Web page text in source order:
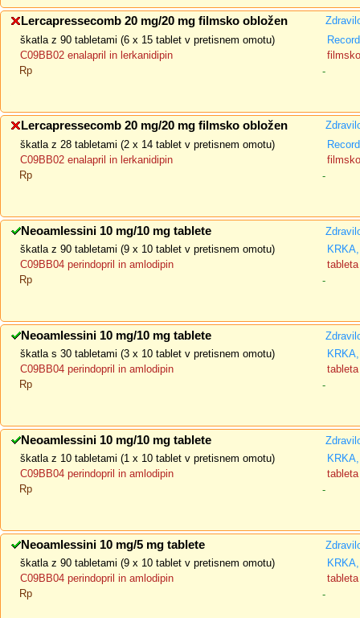
Lercapressecomb 20 mg/20 mg filmsko obložen
škatla z 90 tabletami (6 x 15 tablet v pretisnem omotu)
C09BB02 enalapril in lerkanidipin
Rp
-
Lercapressecomb 20 mg/20 mg filmsko obložen
škatla z 28 tabletami (2 x 14 tablet v pretisnem omotu)
C09BB02 enalapril in lerkanidipin
Rp
-
Neoamlessini 10 mg/10 mg tablete
škatla z 90 tabletami (9 x 10 tablet v pretisnem omotu)
C09BB04 perindopril in amlodipin
tableta
Rp
-
Neoamlessini 10 mg/10 mg tablete
škatla s 30 tabletami (3 x 10 tablet v pretisnem omotu)
C09BB04 perindopril in amlodipin
tableta
Rp
-
Neoamlessini 10 mg/10 mg tablete
škatla z 10 tabletami (1 x 10 tablet v pretisnem omotu)
C09BB04 perindopril in amlodipin
tableta
Rp
-
Neoamlessini 10 mg/5 mg tablete
škatla z 90 tabletami (9 x 10 tablet v pretisnem omotu)
C09BB04 perindopril in amlodipin
tableta
Rp
-